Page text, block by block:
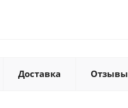
Доставка Отзывы